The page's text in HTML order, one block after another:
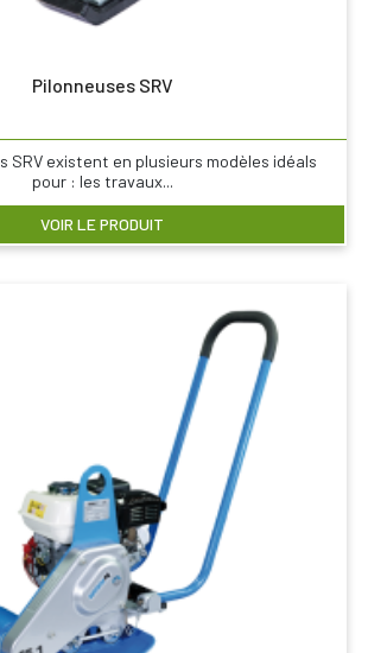
Pilonneuses SRV
SRV existent en plusieurs modèles idéals
pour : les travaux...
VOIR LE PRODUIT